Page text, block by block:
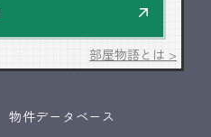
部屋物語とは >
物件データベース